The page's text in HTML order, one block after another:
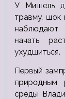
У Мишель
травму, шок
наблюдают
начать
ухудшиться.
Первый
природным
среды